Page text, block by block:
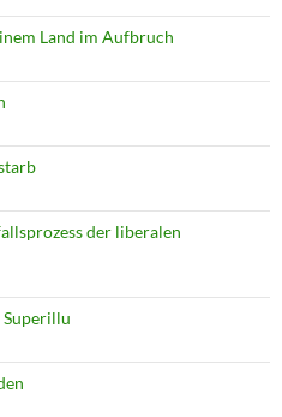
Land im Aufbruch
der liberalen